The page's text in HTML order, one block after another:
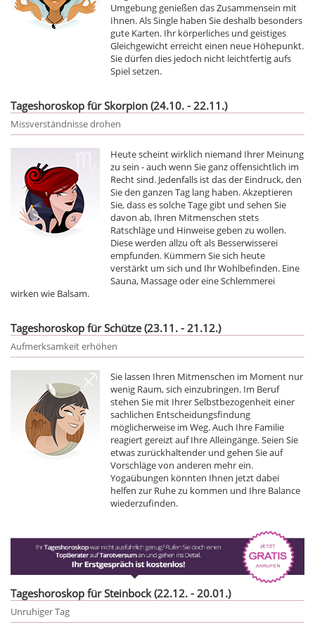
Umgebung genießen das Zusammensein mit
Ihnen. Als Single haben Sie deshalb besonders
gute Karten. Ihr körperliches und geistiges
Gleichgewicht erreicht einen neue Höhepunkt.
Sie dürfen dies jedoch nicht leichtfertig aufs
Spiel setzen.
Tageshoroskop für Skorpion (24.10. - 22.11.)
Missverständnisse drohen
Heute scheint wirklich niemand Ihrer Meinung
zu sein - auch wenn Sie ganz offensichtlich im
Recht sind. Jedenfalls ist das der Eindruck, den
Sie den ganzen Tag lang haben. Akzeptieren
Sie, dass es solche Tage gibt und sehen Sie
davon ab, Ihren Mitmenschen stets
Ratschläge und Hinweise geben zu wollen.
Diese werden allzu oft als Besserwisserei
empfunden. Kümmern Sie sich heute
verstärkt um sich und Ihr Wohlbefinden. Eine
Sauna, Massage oder eine Schlemmerei
wirken wie Balsam.
Tageshoroskop für Schütze (23.11. - 21.12.)
Aufmerksamkeit erhöhen
Sie lassen Ihren Mitmenschen im Moment nur
wenig Raum, sich einzubringen. Im Beruf
stehen Sie mit Ihrer Selbstbezogenheit einer
sachlichen Entscheidungsfindung
möglicherweise im Weg. Auch Ihre Familie
reagiert gereizt auf Ihre Alleingänge. Seien Sie
etwas zurückhaltender und gehen Sie auf
Vorschläge von anderen mehr ein.
Yogaübungen könnten Ihnen jetzt dabei
helfen zur Ruhe zu kommen und Ihre Balance
wiederzufinden.
Tageshoroskop für Steinbock (22.12. - 20.01.)
Unruhiger Tag